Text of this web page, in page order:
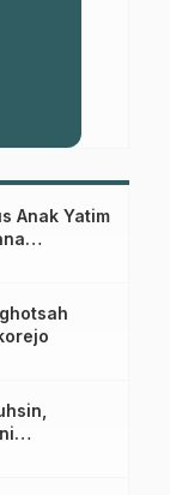
Anak Yatim